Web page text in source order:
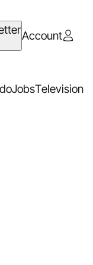
Account
JobsTelevision